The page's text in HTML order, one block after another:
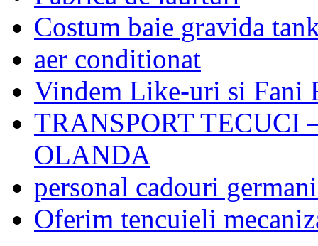
Costum baie gravida
aer conditionat
Vindem Like-uri si Fani
TRANSPORT
OLANDA
personal cadouri
Oferim tencuieli